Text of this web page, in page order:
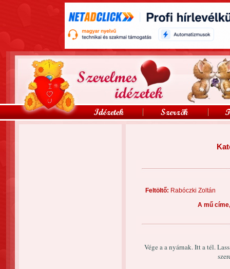
Feltöltő: Rabóczki
A mű
Vége a a nyárnak. Itt a tél.